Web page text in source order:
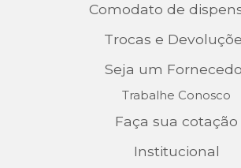
Comodato de
Trocas e
Seja um
Trabalhe Conosco
Faça sua cotação
Institucional